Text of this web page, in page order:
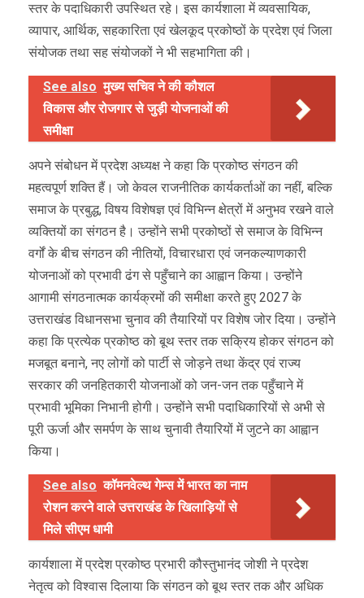
स्तर के पदाधिकारी उपस्थित रहे। इस कार्यशाला में व्यवसायिक,
व्यापार, आर्थिक, सहकारिता एवं खेलकूद प्रकोष्ठों के प्रदेश एवं जिला
संयोजक तथा सह संयोजकों ने भी सहभागिता की।
See also मुख्य सचिव ने की कौशल
विकास और रोजगार से जुड़ी योजनाओं की
समीक्षा
अपने संबोधन में प्रदेश अध्यक्ष ने कहा कि प्रकोष्ठ संगठन की
महत्वपूर्ण शक्ति हैं। जो केवल राजनीतिक कार्यकर्ताओं का नहीं, बल्कि
समाज के प्रबुद्ध, विषय विशेषज्ञ एवं विभिन्न क्षेत्रों में अनुभव रखने वाले
व्यक्तियों का संगठन है। उन्होंने सभी प्रकोष्ठों से समाज के विभिन्न
वर्गों के बीच संगठन की नीतियों, विचारधारा एवं जनकल्याणकारी
योजनाओं को प्रभावी ढंग से पहुँचाने का आह्वान किया। उन्होंने
आगामी संगठनात्मक कार्यक्रमों की समीक्षा करते हुए 2027 के
उत्तराखंड विधानसभा चुनाव की तैयारियों पर विशेष जोर दिया। उन्होंने
कहा कि प्रत्येक प्रकोष्ठ को बूथ स्तर तक सक्रिय होकर संगठन को
मजबूत बनाने, नए लोगों को पार्टी से जोड़ने तथा केंद्र एवं राज्य
सरकार की जनहितकारी योजनाओं को जन-जन तक पहुँचाने में
प्रभावी भूमिका निभानी होगी। उन्होंने सभी पदाधिकारियों से अभी से
पूरी ऊर्जा और समर्पण के साथ चुनावी तैयारियों में जुटने का आह्वान
किया।
See also कॉमनवेल्थ गेम्स में भारत का नाम
रोशन करने वाले उत्तराखंड के खिलाड़ियों से
मिले सीएम धामी
कार्यशाला में प्रदेश प्रकोष्ठ प्रभारी कौस्तुभानंद जोशी ने प्रदेश
नेतृत्व को विश्वास दिलाया कि संगठन को बूथ स्तर तक और अधिक